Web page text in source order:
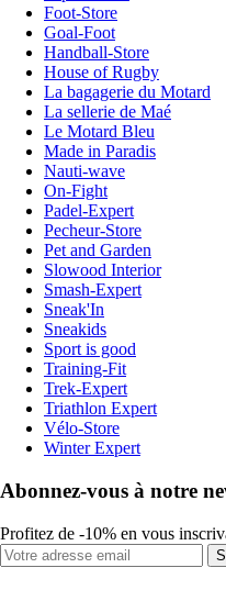
Foot-Store
Goal-Foot
Handball-Store
House of Rugby
La bagagerie du Motard
La sellerie de Maé
Le Motard Bleu
Made in Paradis
Nauti-wave
On-Fight
Padel-Expert
Pecheur-Store
Pet and Garden
Slowood Interior
Smash-Expert
Sneak'In
Sneakids
Sport is good
Training-Fit
Trek-Expert
Triathlon Expert
Vélo-Store
Winter Expert
Abonnez-vous à notre
Profitez de -10% en vous